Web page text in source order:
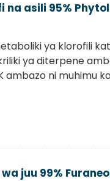
asili 95%
ya klorofili
ya diterpene
ambazo ni muhimu
juu 99%